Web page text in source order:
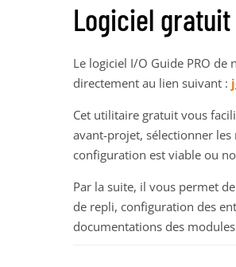
Logiciel gratuit
Le logiciel I/O Guide PRO de
directement au lien suivant :
Cet utilitaire gratuit vous
avant-projet, sélectionner
configuration est viable ou
Par la suite, il vous permet
de repli, configuration des
documentations des